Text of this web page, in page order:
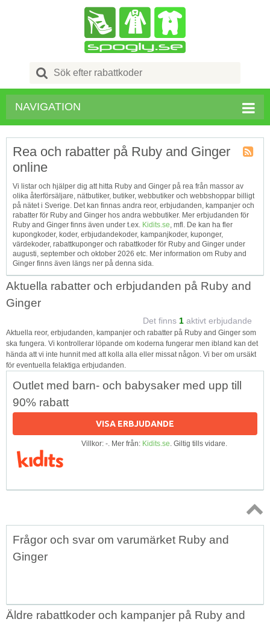
Search
for:
NAVIGATION
RSS
Rea och rabatter på Ruby and Ginger
online
Vi listar och hjälper dig att hitta Ruby and Ginger på rea från massor av
olika återförsäljare, nätbutiker, butiker, webbutiker och webbshoppar billigt
på nätet i Sverige. Det kan finnas andra reor, erbjudanden, kampanjer och
rabatter för Ruby and Ginger hos andra webbutiker. Mer erbjudanden för
Ruby and Ginger finns även under t.ex. Kidits.se, mfl. De kan ha fler
kupongkoder, koder, erbjudandekoder, kampanjkoder, kuponger,
värdekoder, rabattkuponger och rabattkoder för Ruby and Ginger under
augusti, september och oktober 2026 etc. Mer information om Ruby and
Ginger finns även längs ner på denna sida.
Aktuella rabatter och erbjudanden på Ruby and
Ginger
Det finns 1 aktivt erbjudande
Aktuella reor, erbjudanden, kampanjer och rabatter på Ruby and Ginger som
ska fungera. Vi kontrollerar löpande om koderna fungerar men ibland kan det
hända att vi inte hunnit med att kolla alla eller missat någon. Vi ber om ursäkt
för eventuella felaktiga erbjudanden.
Outlet med barn- och babysaker med upp till
90% rabatt
VISA ERBJUDANDE
Villkor: -. Mer från: Kidits.se. Giltig tills vidare.
Topp
Frågor och svar om varumärket Ruby and
Ginger
Äldre rabattkoder och kampanjer på Ruby and